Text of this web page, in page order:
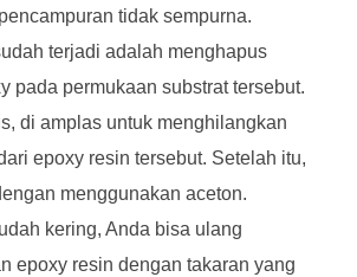
tidak sempurna.
terjadi adalah menghapus
pada permukaan substrat tersebut.
di amplas untuk menghilangkan
epoxy resin tersebut. Setelah itu,
menggunakan aceton.
kering, Anda bisa ulang
epoxy resin dengan takaran yang